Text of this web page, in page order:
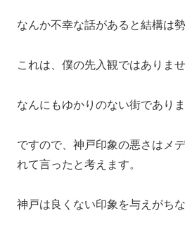
なんか不幸な話があると結構は
これは、僕の先入観ではありませ
なんにもゆかりのない街でありま
ですので、神戸印象の悪さはメ
れて言ったと考えます。
神戸は良くない印象を与えがちな